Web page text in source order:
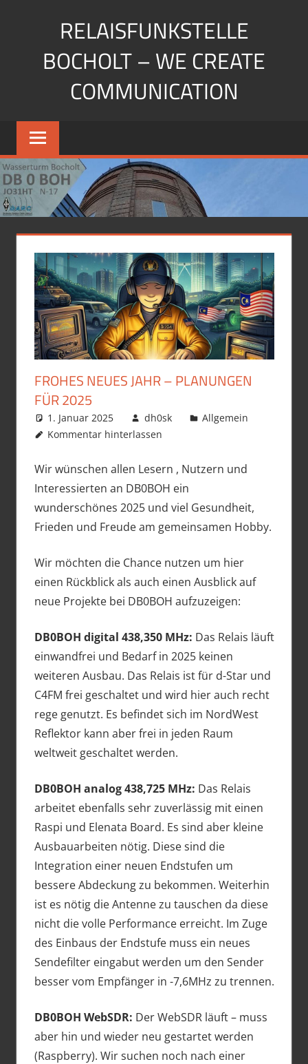
springen
RELAISFUNKSTELLE
BOCHOLT – WE CREATE
COMMUNICATION
Die
Relaisfunkstellen
dem
Wasserturm
Bocholt
FROHES NEUES JAHR – PLANUNGEN
FÜR 2025
1. Januar 2025 dh0sk
Allgemein
Kommentar hinterlassen
Wir wünschen allen Lesern , Nutzern und
Interessierten an DB0BOH ein
wunderschönes 2025 und viel Gesundheit,
Frieden und Freude am gemeinsamen Hobby.
Wir möchten die Chance nutzen um hier
einen Rückblick als auch einen Ausblick auf
neue Projekte bei DB0BOH aufzuzeigen:
DB0BOH digital 438,350 MHz: Das Relais läuft
einwandfrei und Bedarf in 2025 keinen
weiteren Ausbau. Das Relais ist für d-Star und
C4FM frei geschaltet und wird hier auch recht
rege genutzt. Es befindet sich im NordWest
Reflektor kann aber frei in jeden Raum
weltweit geschaltet werden.
DB0BOH analog 438,725 MHz: Das Relais
arbeitet ebenfalls sehr zuverlässig mit einen
Raspi und Elenata Board. Es sind aber kleine
Ausbauarbeiten nötig. Diese sind die
Integration einer neuen Endstufen um
bessere Abdeckung zu bekommen. Weiterhin
ist es nötig die Antenne zu tauschen da diese
nicht die volle Performance erreicht. Im Zuge
des Einbaus der Endstufe muss ein neues
Sendefilter eingabut werden um den Sender
besser vom Empfänger in -7,6MHz zu trennen.
DB0BOH WebSDR: Der WebSDR läuft – muss
aber hin und wieder neu gestartet werden
(Raspberry). Wir suchen noch nach einer